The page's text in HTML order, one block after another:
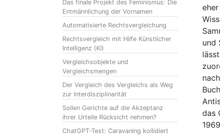
Das finale Projekt des Feminismus: Die
Entmännlichung der Vornamen
Automatisierte Rechtsvergleichung
Rechtsvergleich mit Hilfe Künstlicher
Intelligenz (KI)
Vergleichsobjekte und
Vergleichsmengen
Der Vergleich des Vergleichs als Weg
zur Interdisziplinarität
Sollen Gerichte auf die Akzeptanz
ihrer Urteile Rücksicht nehmen?
ChatGPT-Test: Caravaning kollidiert
und
das